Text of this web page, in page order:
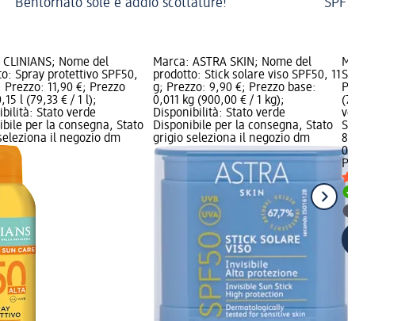
Nome del
Spray protettivo SPF50,
Prezzo: 11,90 €; Prezzo
l (79,33 € / 1 l);
Stato verde
per la consegna, Stato
il negozio dm
Marca: ASTRA SKIN; Nome del
prodotto: Stick solare viso SPF50, 11
g; Prezzo: 9,90 €; Prezzo base:
0,011 kg (900,00 € / 1 kg);
Disponibilità: Stato verde
Disponibile per la consegna, Stato
grigio seleziona il negozio dm
Marca:
Stick
Prezzo:
(749,17 € /
verde
Stato
8,99 €
0,012 l
PREP